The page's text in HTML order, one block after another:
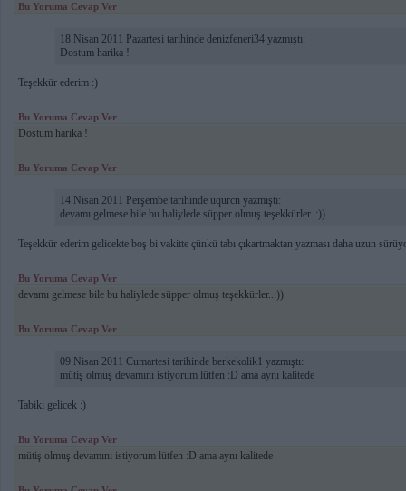
Bu Yoruma Cevap Ver
18 Nisan 2011 Pazartesi tarihinde denizfeneri34 yazmıştı:
Dostum harika !
Teşekkür ederim :)
Bu Yoruma Cevap Ver
Dostum harika !
Bu Yoruma Cevap Ver
14 Nisan 2011 Perşembe tarihinde uqurcn yazmıştı:
devamı gelmese bile bu haliylede süpper olmuş teşekkürler..:))
Teşekkür ederim gelicekte boş bi vakitte çünkü tabı çıkartmaktan yazması daha uzun
Bu Yoruma Cevap Ver
devamı gelmese bile bu haliylede süpper olmuş teşekkürler..:))
Bu Yoruma Cevap Ver
09 Nisan 2011 Cumartesi tarihinde berkekolik1 yazmıştı:
mütiş olmuş devamını istiyorum lütfen :D ama aynı kalitede
Tabiki gelicek :)
Bu Yoruma Cevap Ver
mütiş olmuş devamını istiyorum lütfen :D ama aynı kalitede